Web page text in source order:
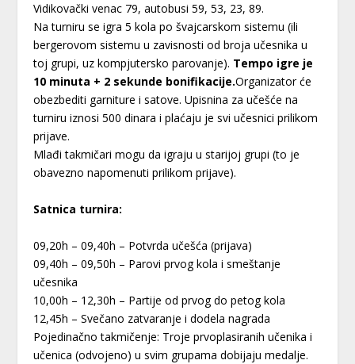
Vidikovački venac 79, autobusi 59, 53, 23, 89.
Na turniru se igra 5 kola po švajcarskom sistemu (ili
bergerovom sistemu u zavisnosti od broja učesnika u
toj grupi, uz kompjutersko parovanje). Tempo igre je
10 minuta + 2 sekunde bonifikacije.Organizator će
obezbediti garniture i satove. Upisnina za učešće na
turniru iznosi 500 dinara i plaćaju je svi učesnici prilikom
prijave.
Mlađi takmičari mogu da igraju u starijoj grupi (to je
obavezno napomenuti prilikom prijave).
Satnica turnira:
09,20h – 09,40h – Potvrda učešća (prijava)
09,40h – 09,50h – Parovi prvog kola i smeštanje
učesnika
10,00h – 12,30h – Partije od prvog do petog kola
12,45h – Svečano zatvaranje i dodela nagrada
Pojedinačno takmičenje: Troje prvoplasiranih učenika i
učenica (odvojeno) u svim grupama dobijaju medalje.